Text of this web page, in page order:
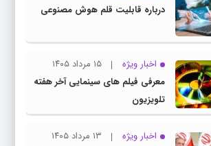
درباره قابلیت قلم هوش مصنوعی
اخبار ویژه
۱۵ مرداد ۱۴۰۵
معرفی فیلم های سینمایی آخر هفته
تلویزیون
اخبار ویژه
۱۳ مرداد ۱۴۰۵